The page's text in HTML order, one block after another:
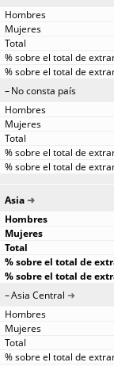
No consta país
Asia
Asia Central